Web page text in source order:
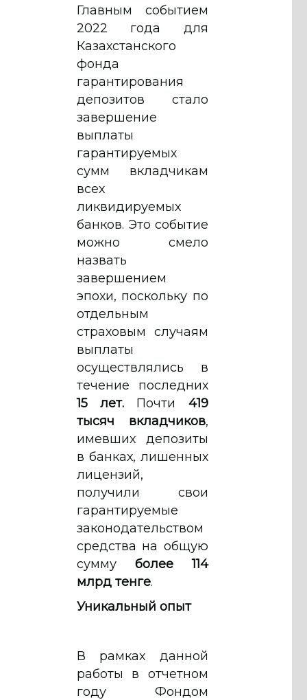
Главным событием
2022 года для
Казахстанского
фонда
гарантирования
депозитов стало
завершение
выплаты
гарантируемых
сумм вкладчикам
всех
ликвидируемых
банков. Это событие
можно смело
назвать
завершением
эпохи, поскольку по
отдельным
страховым случаям
выплаты
осуществлялись в
течение последних
15 лет. Почти 419
тысяч вкладчиков,
имевших депозиты
в банках, лишенных
лицензий,
получили свои
гарантируемые
законодательством
средства на общую
сумму более 114
млрд тенге.
Уникальный опыт
В рамках данной
работы в отчетном
году Фондом